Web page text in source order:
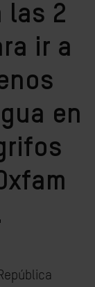
las 2
ir a
en